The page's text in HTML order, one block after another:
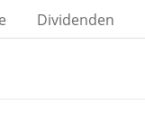
Dividenden